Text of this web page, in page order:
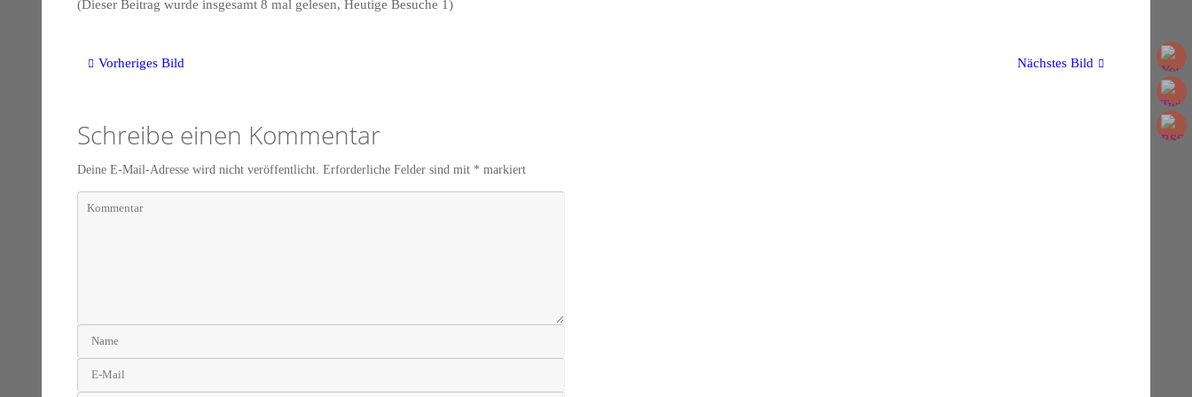
(Dieser Beitrag wurde insgesamt 8 mal gelesen, Heutige Besuche 1)
Vorheriges Bild Nächstes Bild
Schreibe einen Kommentar
Deine E-Mail-Adresse wird nicht veröffentlicht. Erforderliche Felder sind mit * markiert